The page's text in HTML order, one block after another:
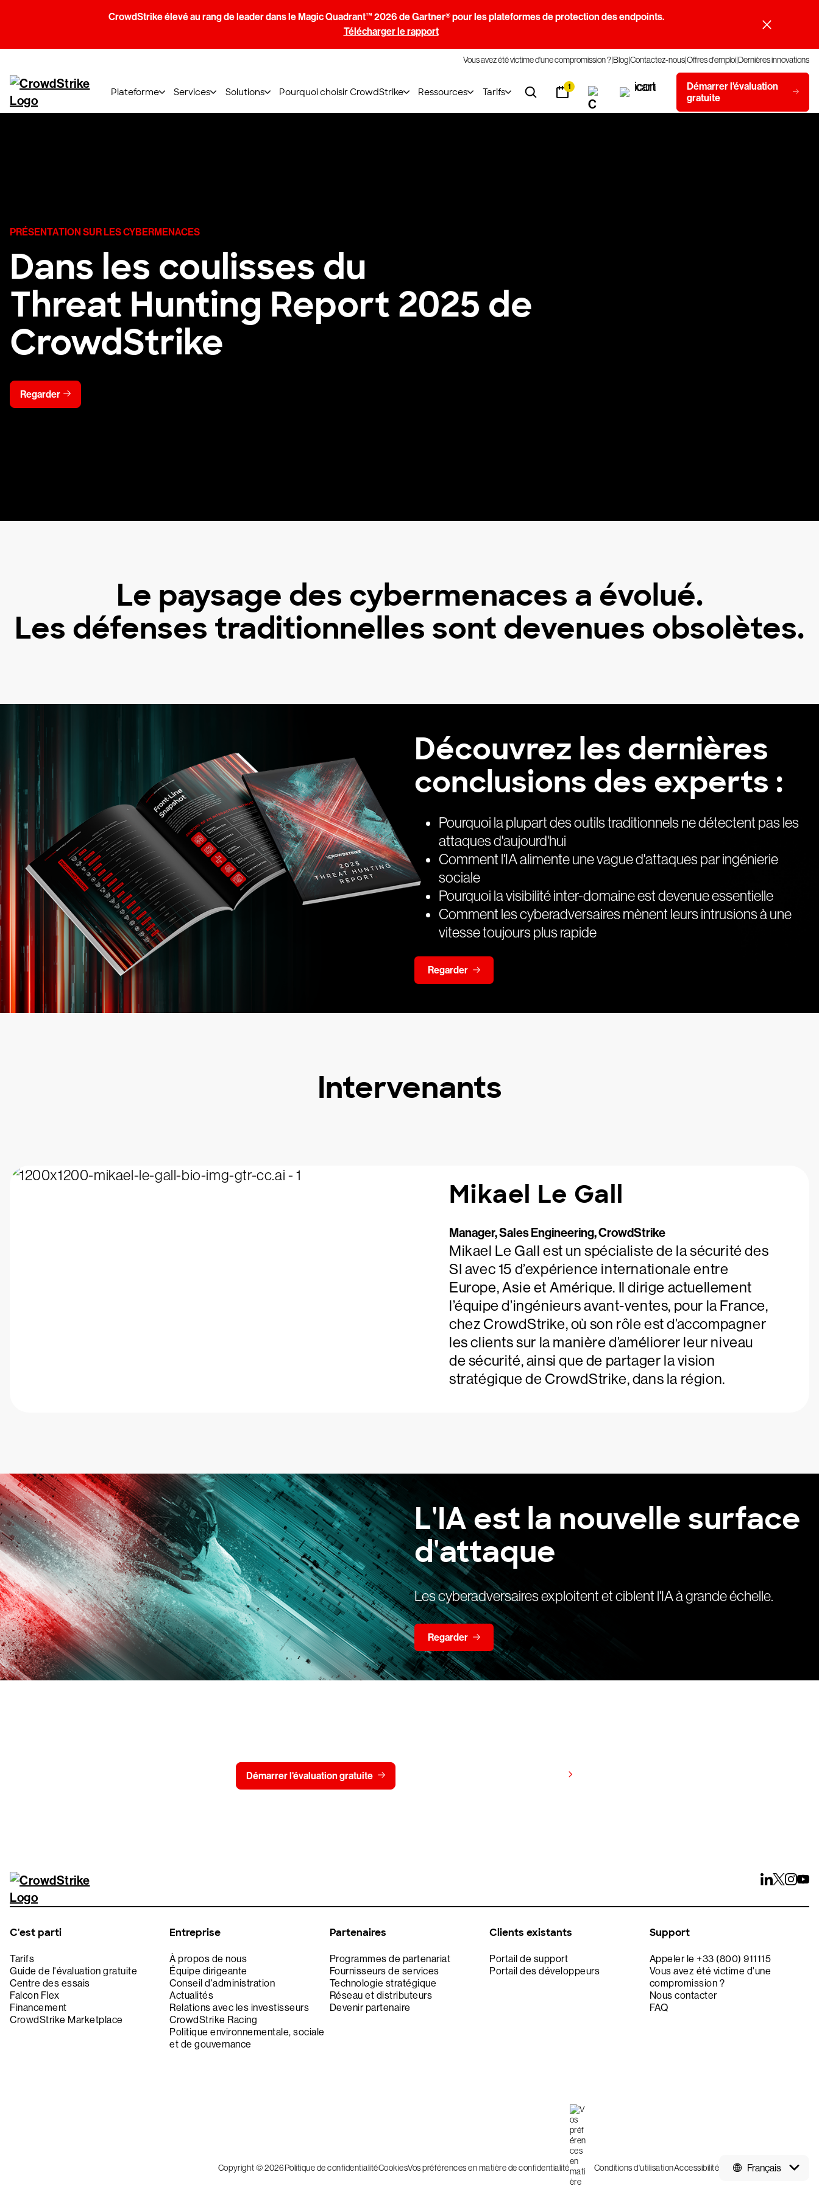
CrowdStrike élevé au rang de leader dans le Magic Quadrant™ 2026 de Gartner® pour les plateformes de protection des endpoints.
Télécharger le rapport
Vous avez été victime d'une compromission ?BlogContactez-nousOffres d'emploiDernières innovations
Plateforme Services Solutions Pourquoi choisir CrowdStrike Ressources Tarifs 1
Démarrer l'évaluation
gratuite
PRÉSENTATION SUR LES CYBERMENACES
Dans les coulisses du
Threat Hunting Report 2025 de
CrowdStrike
Regarder
Le paysage des cybermenaces a évolué.
Les défenses traditionnelles sont devenues obsolètes.
Découvrez les dernières
conclusions des experts :
Pourquoi la plupart des outils traditionnels ne détectent pas les
attaques d'aujourd'hui
Comment l'IA alimente une vague d'attaques par ingénierie
sociale
Pourquoi la visibilité inter-domaine est devenue essentielle
Comment les cyberadversaires mènent leurs intrusions à une
vitesse toujours plus rapide
Regarder
Intervenants
Mikael Le Gall
Manager, Sales Engineering, CrowdStrike
Mikael Le Gall est un spécialiste de la sécurité des
SI avec 15 d’expérience internationale entre
Europe, Asie et Amérique. Il dirige actuellement
l’équipe d’ingénieurs avant-ventes, pour la France,
chez CrowdStrike, où son rôle est d’accompagner
les clients sur la manière d’améliorer leur niveau
de sécurité, ainsi que de partager la vision
stratégique de CrowdStrike, dans la région.
L'IA est la nouvelle surface
d'attaque
Les cyberadversaires exploitent et ciblent l'IA à grande échelle.
Regarder
Démarrer l'évaluation gratuite
C'est parti
Tarifs
Guide de l'évaluation gratuite
Centre des essais
Falcon Flex
Financement
CrowdStrike Marketplace
Entreprise
À propos de nous
Équipe dirigeante
Conseil d'administration
Actualités
Relations avec les investisseurs
CrowdStrike Racing
Politique environnementale, sociale
et de gouvernance
Partenaires
Programmes de partenariat
Fournisseurs de services
Technologie stratégique
Réseau et distributeurs
Devenir partenaire
Clients existants
Portail de support
Portail des développeurs
Support
Appeler le +33 (800) 911115
Vous avez été victime d'une
compromission ?
Nous contacter
FAQ
Français
Copyright © 2026Politique de confidentialitéCookiesVos préférences en matière de confidentialité Conditions d'utilisationAccessibilité